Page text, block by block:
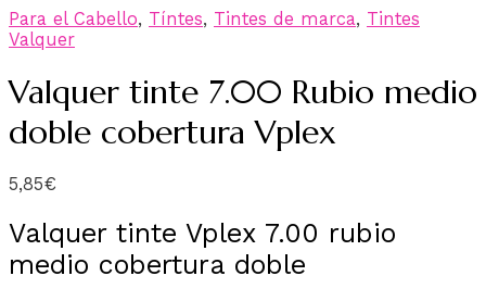
Para el Cabello, Tíntes, Tintes de marca, Tintes
Valquer
Valquer tinte 7.00 Rubio medio
doble cobertura Vplex
5,85€
Valquer tinte Vplex 7.00 rubio
medio cobertura doble